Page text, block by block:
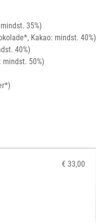
35%)
Kakao: mindst. 40%)
40%)
mindst. 50%)
€ 33,00